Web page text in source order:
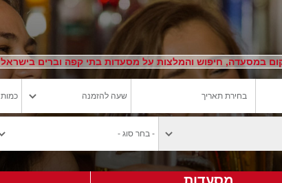
במסעדה, חיפוש והמלצות על מסעדות בתי קפה וברים בישראל